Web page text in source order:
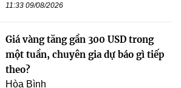
11:33 09/08/2026
Giá vàng tăng gần 300 USD trong
một tuần, chuyên gia dự báo gì tiếp
theo?
Hòa Bình